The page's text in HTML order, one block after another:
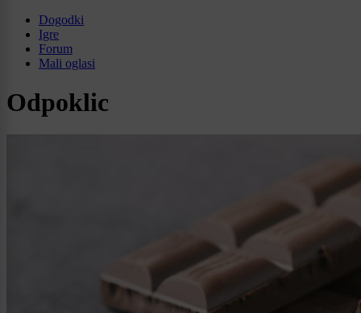
Dogodki
Igre
Forum
Mali oglasi
Odpoklic